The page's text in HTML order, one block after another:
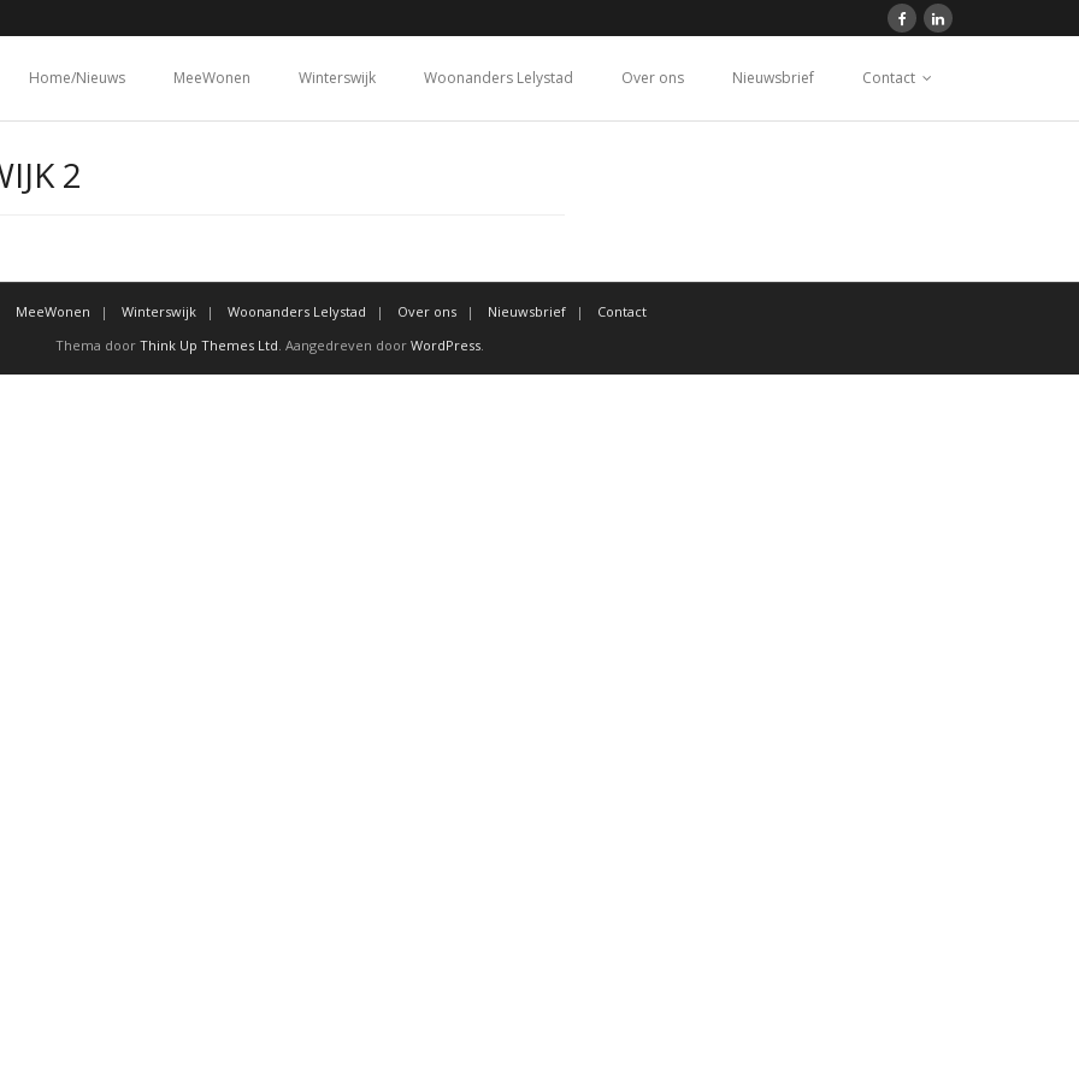
Home/Nieuws
MeeWonen Winterswijk Woonanders Lelystad Over ons Nieuwsbrief Contact
2
MeeWonen Winterswijk Woonanders Lelystad Over ons Nieuwsbrief
Contact
Thema door Think Up Themes Ltd. Aangedreven door WordPress.